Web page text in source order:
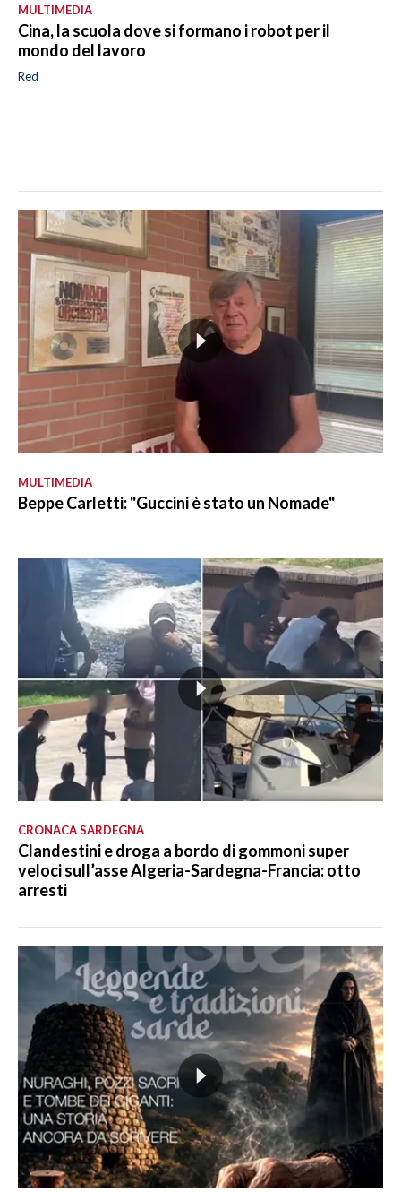
MULTIMEDIA
Cina, la scuola dove si formano i robot per il
mondo del lavoro
Red
MULTIMEDIA
Beppe Carletti: "Guccini è stato un Nomade"
CRONACA SARDEGNA
Clandestini e droga a bordo di gommoni super
veloci sull’asse Algeria-Sardegna-Francia: otto
arresti